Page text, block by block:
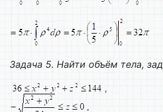
Задача 5. Найти объём тела,